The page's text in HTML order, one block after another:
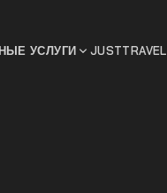
УСЛУГИ JUSTTRAVEL